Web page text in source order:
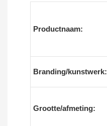
Productnaam:
Branding/kunstwerk:
Grootte/afmeting: